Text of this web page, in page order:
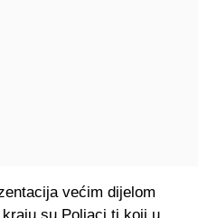
većim dijelom